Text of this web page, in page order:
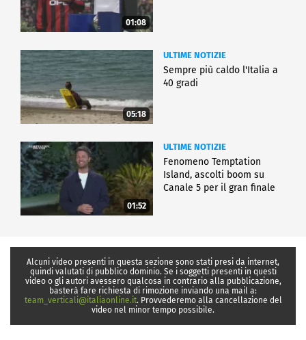
01:08
05:18
ULTIME NOTIZIE
Sempre più caldo l'Italia a
40 gradi
01:52
ULTIME NOTIZIE
Fenomeno Temptation
Island, ascolti boom su
Canale 5 per il gran finale
Alcuni video presenti in questa sezione sono stati presi da internet,
quindi valutati di pubblico dominio. Se i soggetti presenti in questi
video o gli autori avessero qualcosa in contrario alla pubblicazione,
basterà fare richiesta di rimozione inviando una mail a:
team_verticali@italiaonline.it. Provvederemo alla cancellazione del
video nel minor tempo possibile.